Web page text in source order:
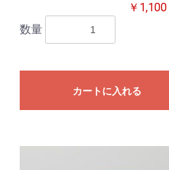
￥1,100
数量
カートに入れる